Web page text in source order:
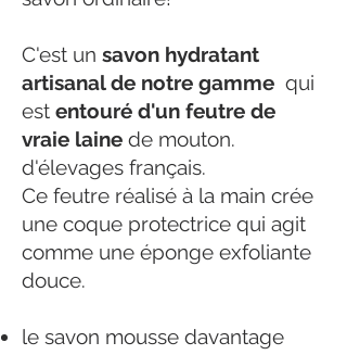
C'est un savon hydratant
artisanal de notre gamme qui
est entouré d'un feutre de
vraie laine de mouton.
d'élevages français.
Ce feutre réalisé à la main crée
une coque protectrice qui agit
comme une éponge exfoliante
douce.
le savon mousse davantage